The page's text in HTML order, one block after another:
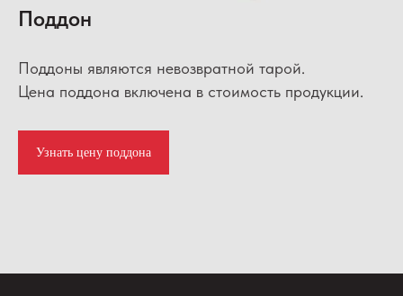
Поддон
Поддоны являются невозвратной тарой.
Цена поддона включена в стоимость продукции.
Узнать цену поддона